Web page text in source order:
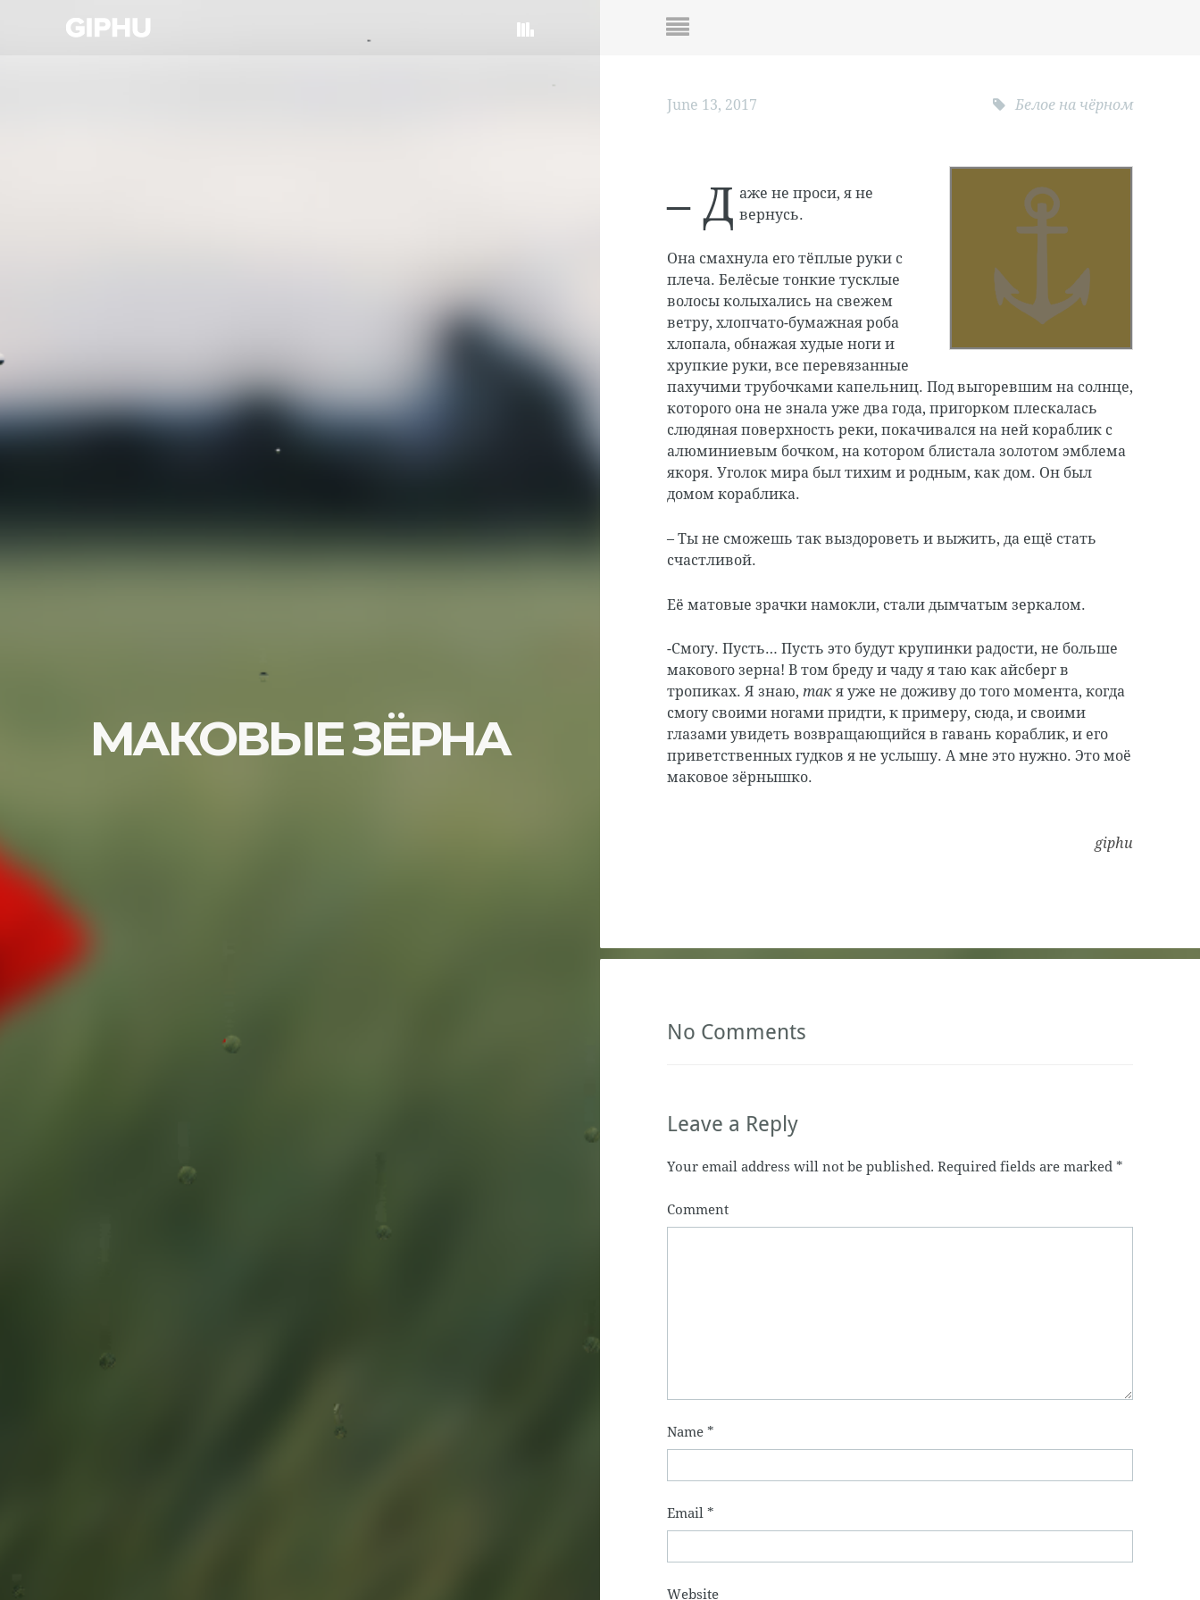
June 13, 2017 Белое на чёрном
МАКОВЫЕ ЗЁРНА
– Д аже не проси, я не
вернусь.
Она смахнула его тёплые руки с
плеча. Белёсые тонкие тусклые
волосы колыхались на свежем
ветру, хлопчато-бумажная роба
хлопала, обнажая худые ноги и
хрупкие руки, все перевязанные
пахучими трубочками капельниц. Под выгоревшим на солнце,
которого она не знала уже два года, пригорком плескалась
слюдяная поверхность реки, покачивался на ней кораблик с
алюминиевым бочком, на котором блистала золотом эмблема
якоря. Уголок мира был тихим и родным, как дом. Он был
домом кораблика.
– Ты не сможешь так выздороветь и выжить, да ещё стать
счастливой.
Её матовые зрачки намокли, стали дымчатым зеркалом.
-Смогу. Пусть… Пусть это будут крупинки радости, не больше
макового зерна! В том бреду и чаду я таю как айсберг в
тропиках. Я знаю, так я уже не доживу до того момента, когда
смогу своими ногами придти, к примеру, сюда, и своими
глазами увидеть возвращающийся в гавань кораблик, и его
приветственных гудков я не услышу. А мне это нужно. Это моё
маковое зёрнышко.
giphu
No Comments
Leave a Reply
Your email address will not be published. Required fields are marked *
Comment
Name *
Email *
Website